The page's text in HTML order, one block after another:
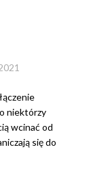
niektórzy
wcinać od
się do